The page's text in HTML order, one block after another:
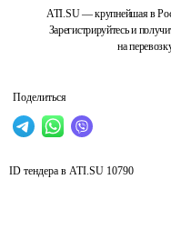
ATI.SU — крупнейшая в
Зарегистрируйтесь и
на
Поделиться
ID тендера в ATI.SU 10790